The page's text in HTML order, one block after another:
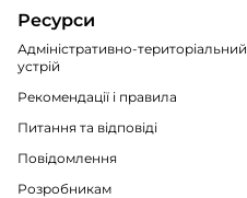
Ресурси
Адміністративно-територіальний
устрій
Рекомендації i правила
Питання та відповіді
Повідомлення
Розробникам